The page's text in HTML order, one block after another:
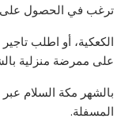
ترغب في الحصول على
الكعكية، أو اطلب
على ممرضة منزلية
بالشهر مكة السلام
المسفلة.